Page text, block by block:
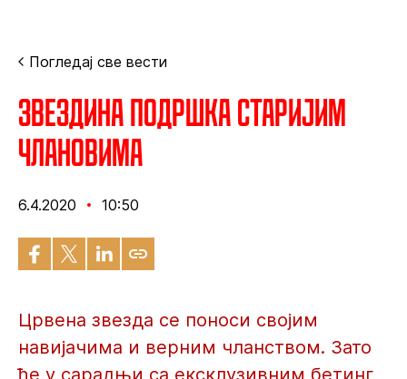
Погледај све вести
Звездина подршка старијим
члановима
6.4.2020 10:50
Црвена звезда се поноси својим
навијачима и верним чланством. Зато
ће у сарадњи са ексклузивним бетинг